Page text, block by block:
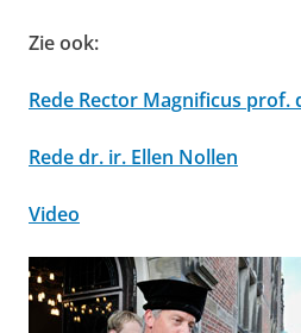
Zie ook:
Rede Rector Magnificus prof.
Rede dr. ir. Ellen Nollen
Video